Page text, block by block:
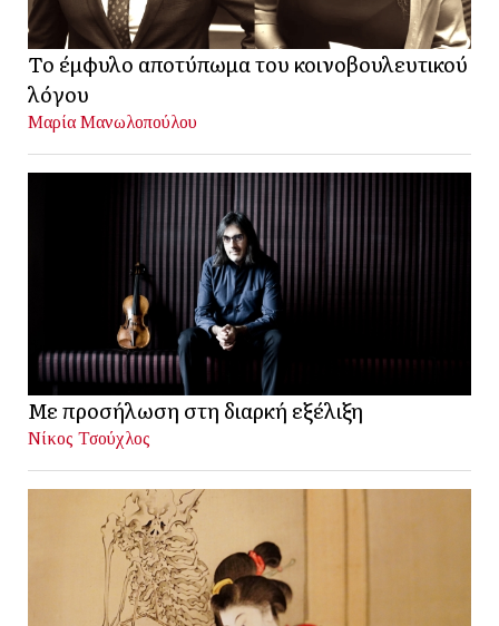
Το έμφυλο αποτύπωμα του κοινοβουλευτικού
λόγου
Μαρία Μανωλοπούλου
Με προσήλωση στη διαρκή εξέλιξη
Νίκος Τσούχλος